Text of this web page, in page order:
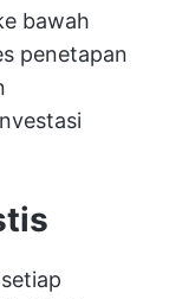
bawah
penetapan